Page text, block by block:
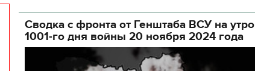
государственной а
Сводка с фронта от Генштаба ВСУ на утро
1001-го дня войны 20 ноября 2024 года